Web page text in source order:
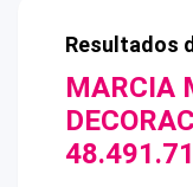
Resultados
MARCIA